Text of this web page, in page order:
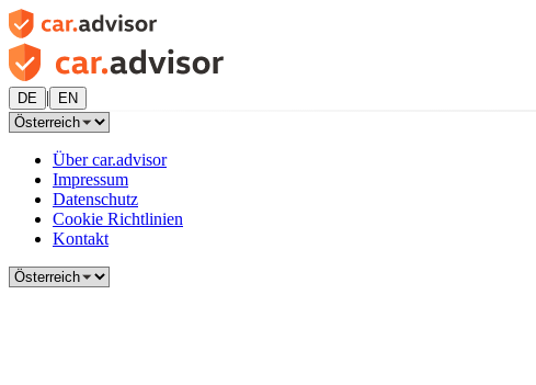
DE | EN
Über car.advisor
Impressum
Datenschutz
Cookie Richtlinien
Kontakt